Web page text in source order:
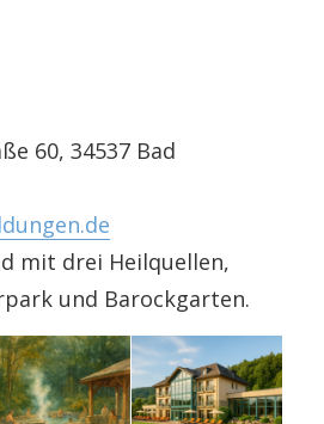
60, 34537 Bad
mit drei Heilquellen,
und Barockgarten.